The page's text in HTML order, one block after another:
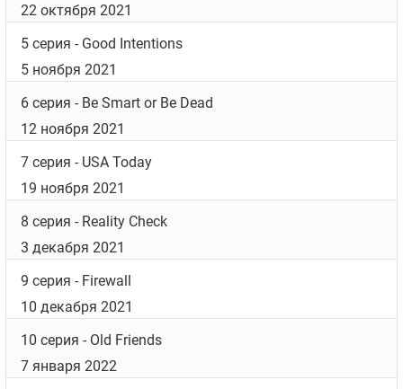
22 октября 2021
5 серия - Good Intentions
5 ноября 2021
6 серия - Be Smart or Be Dead
12 ноября 2021
7 серия - USA Today
19 ноября 2021
8 серия - Reality Check
3 декабря 2021
9 серия - Firewall
10 декабря 2021
10 серия - Old Friends
7 января 2022